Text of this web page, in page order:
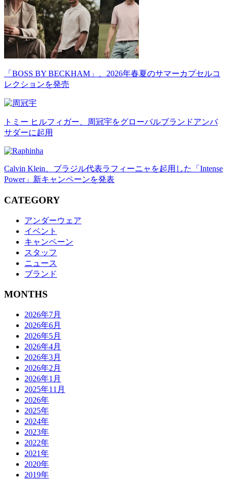
「BOSS BY BECKHAM」、2026年春夏のサマーカプセルコ
レクションを発売
トミー ヒルフィガー、周冠宇をグローバルブランドアンバ
サダーに起用
Calvin Klein、ブラジル代表ラフィーニャを起用した「Intense
Power」新キャンペーンを発表
CATEGORY
アンダーウェア
イベント
キャンペーン
スタッフ
ニュース
ブランド
MONTHS
2026年7月
2026年6月
2026年5月
2026年4月
2026年3月
2026年2月
2026年1月
2025年11月
2026年
2025年
2024年
2023年
2022年
2021年
2020年
2019年